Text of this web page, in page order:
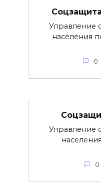
Управление
населения
0
Управление
0